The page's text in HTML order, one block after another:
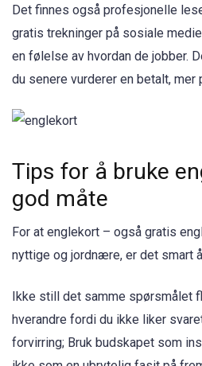
Det finnes også profesjonelle
gratis trekninger på sosiale
en følelse av hvordan de jobber.
du senere vurderer en betalt, mer
Tips for å bruke
god måte
For at englekort – også gratis
nyttige og jordnære, er det smart
Ikke still det samme spørsmålet
hverandre fordi du ikke liker
forvirring; Bruk budskapet som